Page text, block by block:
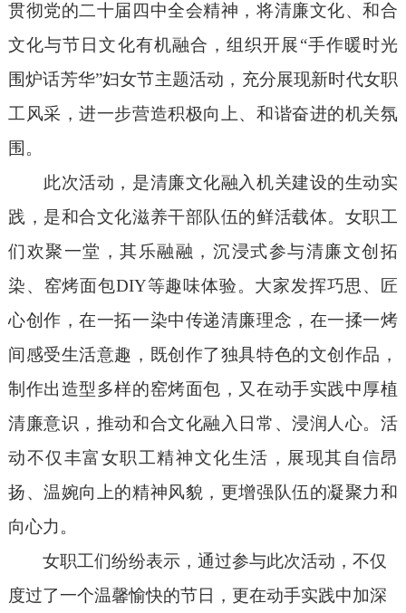
贯彻党的二十届四中全会精神，将清廉文化、和合
文化与节日文化有机融合，组织开展“手作暖时光
围炉话芳华”妇女节主题活动，充分展现新时代女职
工风采，进一步营造积极向上、和谐奋进的机关氛
围。
此次活动 ， 是清廉文化融入机关建设的生动实
践，是和合文化滋养干部队伍的鲜活载体。 女职工
们欢聚一堂，其乐融融，沉浸式参与清廉文创拓
染、窑烤面包DIY等趣味体验。大家发挥巧思、匠
心创作，在一拓一染中传递清廉理念，在一揉一烤
间感受生活意趣，既创作了独具特色的文创作品，
制作出造型多样的窑烤面包，又在动手实践中厚植
清廉意识，推动和合文化融入日常、浸润人心。活
动不仅丰富女职工精神文化生活，展现其自信昂
扬、温婉向上的精神风貌，更增强队伍的凝聚力和
向心力。
女职工们纷纷表示，通过参与此次活动，不仅
度过了一个温馨愉快的节日，更在动手实践中加深